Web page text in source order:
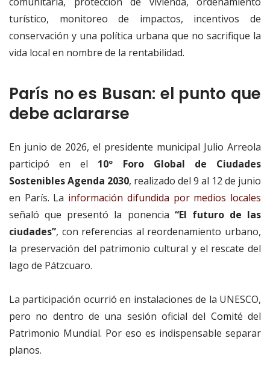
turístico, monitoreo de impactos, incentivos de
conservación y una política urbana que no sacrifique la
vida local en nombre de la rentabilidad.
París no es Busan: el punto que
debe aclararse
En junio de 2026, el presidente municipal Julio Arreola
participó en el 10º Foro Global de Ciudades
Sostenibles Agenda 2030, realizado del 9 al 12 de junio
en París. La información difundida por medios locales
señaló que presentó la ponencia “El futuro de las
ciudades”, con referencias al reordenamiento urbano,
la preservación del patrimonio cultural y el rescate del
lago de Pátzcuaro.
La participación ocurrió en instalaciones de la UNESCO,
pero no dentro de una sesión oficial del Comité del
Patrimonio Mundial. Por eso es indispensable separar
planos.